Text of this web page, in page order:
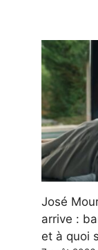
José
arrive :
et à quoi